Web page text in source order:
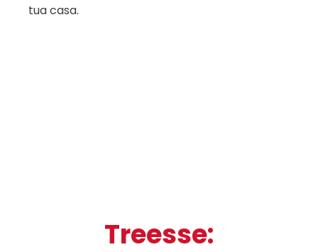
tua casa.
Treesse: